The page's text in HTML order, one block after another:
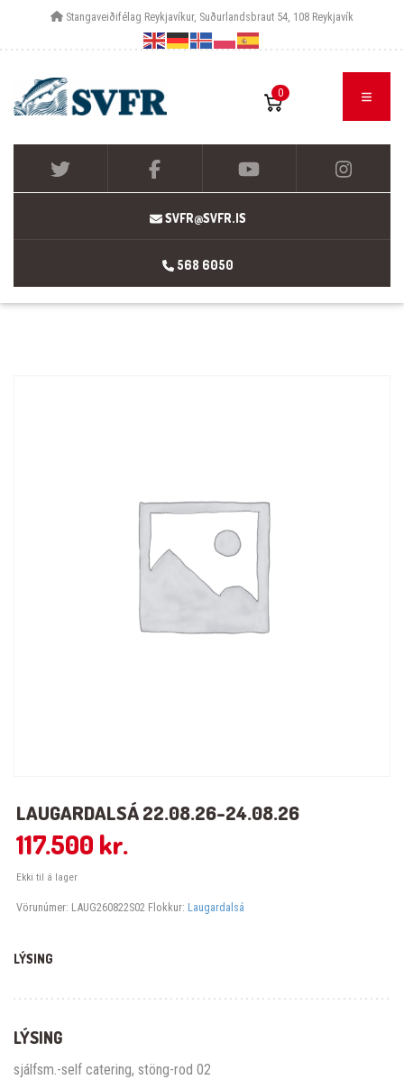
Stangaveiðifélag Reykjavíkur, Suðurlandsbraut 54, 108 Reykjavík
0
SVFR@SVFR.IS
568 6050
LAUGARDALSÁ 22.08.26-24.08.26
117.500 kr.
Ekki til á lager
Vörunúmer: LAUG260822S02 Flokkur: Laugardalsá
LÝSING
LÝSING
sjálfsm.-self catering, stöng-rod 02